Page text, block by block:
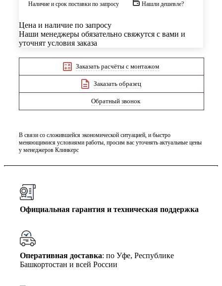
Наличие и срок поставки по запросу Нашли дешевле?
Цена и наличие по запросу
Наши менеджеры обязательно свяжутся с вами и
уточнят условия заказа
Заказать расчёты с монтажом
Заказать образец
Обратный звонок
В связи со сложившейся экономической ситуацией, и быстро
меняющимися условиями работы, просим вас уточнять актуальные цены
у менеджеров Клинкерс
Официальная гарантия и техническая поддержка
Оперативная доставка: по Уфе, Республике
Башкортостан и всей России